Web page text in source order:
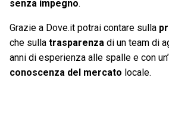
senza impegno.
Grazie a Dove.it potrai contare sulla
che sulla trasparenza di un team di
anni di esperienza alle spalle e con un’
conoscenza del mercato locale.